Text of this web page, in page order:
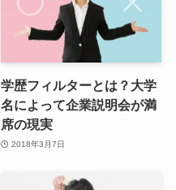
学歴フィルターとは？大学
名によって企業説明会が満
席の現実
2018年3月7日